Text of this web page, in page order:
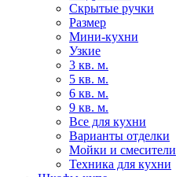
Скрытые ручки
Размер
Мини-кухни
Узкие
3 кв. м.
5 кв. м.
6 кв. м.
9 кв. м.
Все для кухни
Варианты отделки
Мойки и смесители
Техника для кухни